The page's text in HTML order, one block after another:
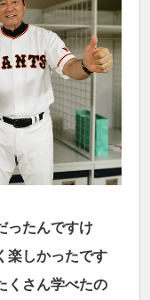
ったんですけ
楽しかったです
くさん学べたの